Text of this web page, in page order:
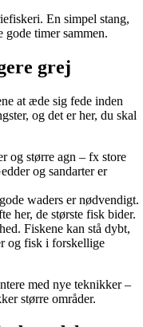
En simpel stang,
timer sammen.
grej
at æde sig fede inden
og det er her, du skal
og større agn – fx store
og sandarter er
waders er nødvendigt.
her, de største fisk bider.
Fiskene kan stå dybt,
og fisk i forskellige
med nye teknikker –
større områder.